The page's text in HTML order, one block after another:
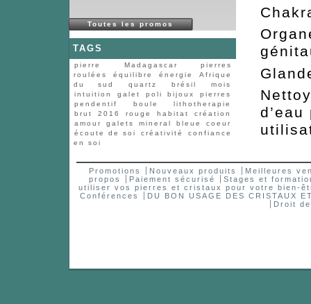
Toutes les promos
TAGS
pierre Madagascar
pierres
roulées
équilibre énergie
Afrique
du sud
quartz brésil
mois
intuition
galet poli bijoux
pierres
pendentif
boule
lithotherapie
brut
2016 rouge habitat
création
amour
galets mineral bleue
coeur
écoute de soi
créativité
confiance
en soi
Promotions Nouveaux produits
Meilleures
propos
Paiement sécurisé
Stages et
utiliser vos pierres et cristaux pour votre bien-
Conférences
DU BON USAGE DES CRISTAUX
Droit